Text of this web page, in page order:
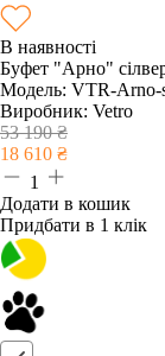
В наявності
Буфет "Арно"
Модель: VTR-Arno-
Виробник: Vetro
53 190₴
18 610 ₴
1
Додати в кошик
Придбати в 1 клік